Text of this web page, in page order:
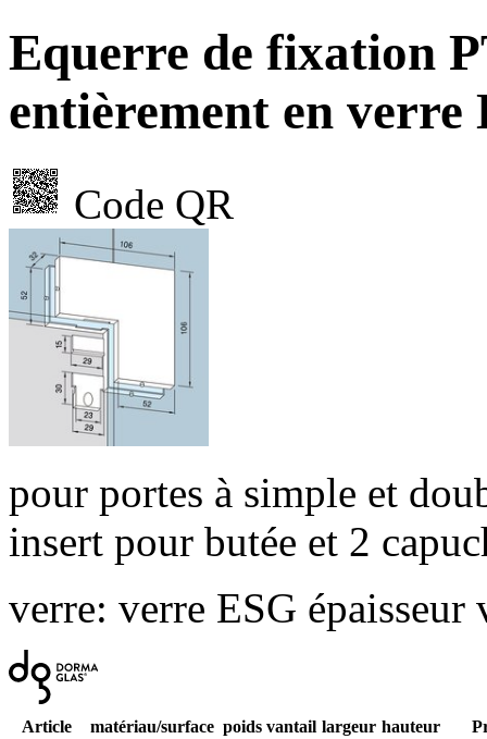
Equerre de fixation
entièrement en
Code QR
pour portes à simple et
insert pour butée et 2
verre: verre ESG épaisseur
Article matériau/surface poids vantail largeur hauteur